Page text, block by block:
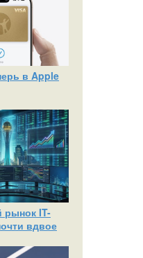
в Apple
рынок IT-
вдвое